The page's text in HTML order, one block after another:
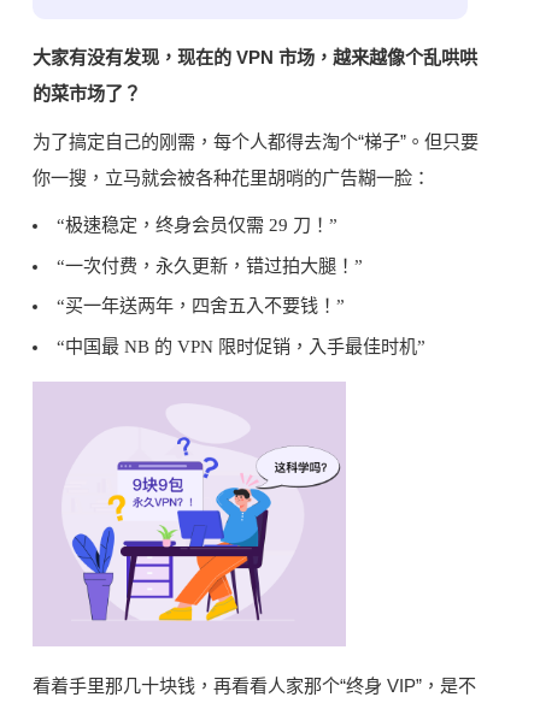
大家有没有发现，现在的 VPN 市场，越来越像个乱哄哄
的菜市场了？
为了搞定自己的刚需，每个人都得去淘个“梯子”。但只要
你一搜，立马就会被各种花里胡哨的广告糊一脸：
“极速稳定，终身会员仅需 29 刀！”
“一次付费，永久更新，错过拍大腿！”
“买一年送两年，四舍五入不要钱！”
“中国最 NB 的 VPN 限时促销，入手最佳时机”
看着手里那几十块钱，再看看人家那个“终身 VIP”，是不